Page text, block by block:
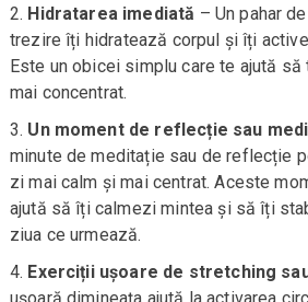
Hidratarea imediată – Un pahar
trezire îți hidratează corpul și îți
Este un obicei simplu care te ajută
mai concentrat.
Un moment de reflecție sau
minute de meditație sau de reflecție
zi mai calm și mai centrat. Aceste
ajută să îți calmezi mintea și să îți
ziua ce urmează.
Exerciții ușoare de stretching